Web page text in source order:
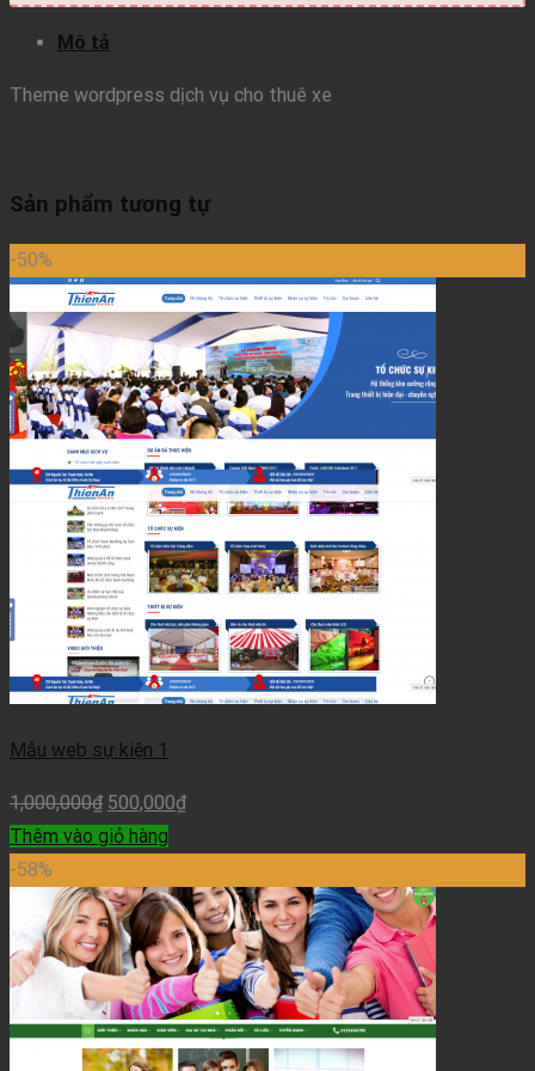
Mô tả
Theme wordpress dịch vụ cho thuê xe
Sản phẩm tương tự
-50%
Mẫu web sự kiện 1
1,000,000₫ 500,000₫
Thêm vào giỏ hàng
-58%